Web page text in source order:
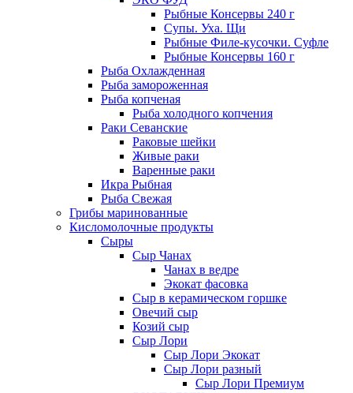
Рыбные Консервы 240 г
Супы. Уха. Щи
Рыбные Филе-кусочки. Суфле
Рыбные Консервы 160 г
Рыба Охлажденная
Рыба замороженная
Рыба копченая
Рыба холодного копчения
Раки Севанские
Раковые шейки
Живые раки
Варенные раки
Икра Рыбная
Рыба Свежая
Грибы маринованные
Кисломолочные продукты
Сыры
Сыр Чанах
Чанах в ведре
Экокат фасовка
Сыр в керамическом горшке
Овечий сыр
Козий сыр
Сыр Лори
Сыр Лори Экокат
Сыр Лори разный
Сыр Лори Премиум